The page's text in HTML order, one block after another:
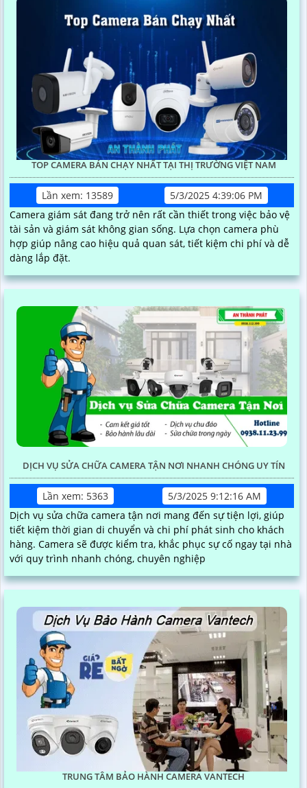
TOP CAMERA BÁN CHẠY NHẤT TẠI THỊ TRƯỜNG VIỆT NAM
Lần xem: 13589
5/3/2025 4:39:06 PM
Camera giám sát đang trở nên rất cần thiết trong việc bảo vệ
tài sản và giám sát không gian sống. Lựa chọn camera phù
hợp giúp nâng cao hiệu quả quan sát, tiết kiệm chi phí và dễ
dàng lắp đặt.
DỊCH VỤ SỬA CHỮA CAMERA TẬN NƠI NHANH CHÓNG UY TÍN
Lần xem: 5363
5/3/2025 9:12:16 AM
Dịch vụ sửa chữa camera tận nơi mang đến sự tiện lợi, giúp
tiết kiệm thời gian di chuyển và chi phí phát sinh cho khách
hàng. Camera sẽ được kiểm tra, khắc phục sự cố ngay tại nhà
với quy trình nhanh chóng, chuyên nghiệp
TRUNG TÂM BẢO HÀNH CAMERA VANTECH